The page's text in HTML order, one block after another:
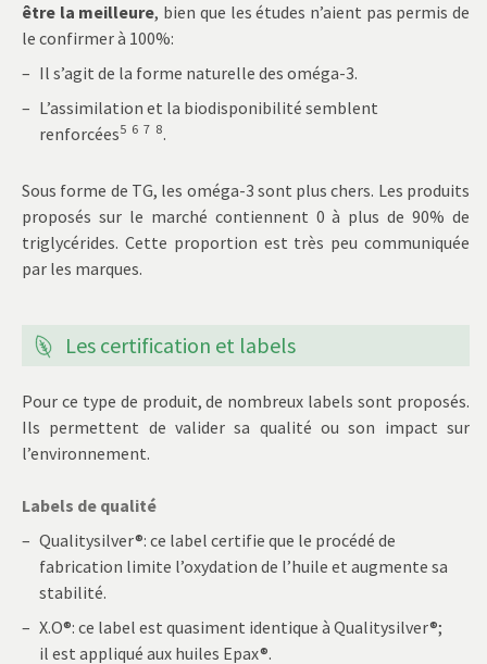
être la meilleure, bien que les études n’aient pas permis de
le confirmer à 100%:
Il s’agit de la forme naturelle des oméga-3.
L’assimilation et la biodisponibilité semblent
renforcées5 6 7 8.‌
Sous forme de TG, les oméga-3 sont plus chers. Les produits
proposés sur le marché contiennent 0 à plus de 90% de
triglycérides. Cette proportion est très peu communiquée
par les marques.
Les certification et labels
Pour ce type de produit, de nombreux labels sont proposés.
Ils permettent de valider sa qualité ou son impact sur
l’environnement.
Labels de qualité
Qualitysilver®: ce label certifie que le procédé de
fabrication limite l’oxydation de l’huile et augmente sa
stabilité.
X.O®: ce label est quasiment identique à Qualitysilver®;
il est appliqué aux huiles Epax®.